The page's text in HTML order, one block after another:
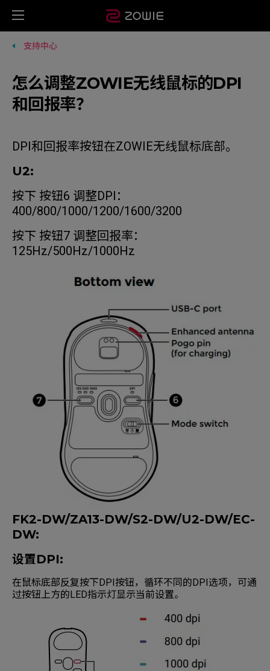
支持中心
怎么调整ZOWIE无线鼠标的DPI
和回报率？
DPI和回报率按钮在ZOWIE无线鼠标底部。
U2:
按下 按钮6 调整DPI：
400/800/1000/1200/1600/3200
按下 按钮7 调整回报率：
125Hz/500Hz/1000Hz
FK2-DW/ZA13-DW/S2-DW/U2-DW/EC-
DW:
设置DPI:
在鼠标底部反复按下DPI按钮，循环不同的DPI选项，可通
过按钮上方的LED指示灯显示当前设置。